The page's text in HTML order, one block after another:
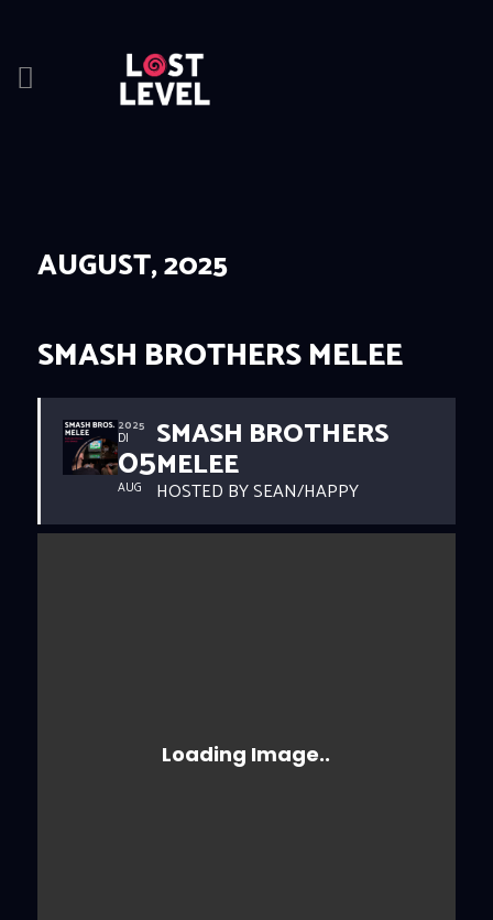
EVENTS
ABOUT
RESERVIERUNG
AUGUST, 2025
SMASH BROTHERS MELEE
2025
DI
05
AUG
SMASH BROTHERS
MELEE
HOSTED BY SEAN/HAPPY